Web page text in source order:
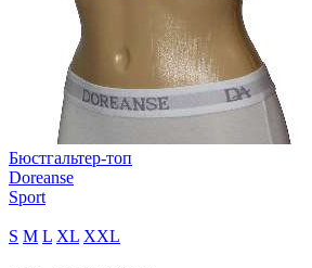
Бюстгальтер-топ
Doreanse
Sport
S M L XL XXL